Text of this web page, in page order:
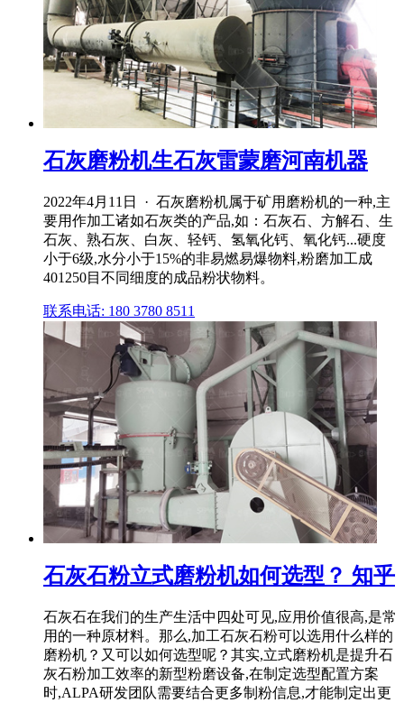
石灰磨粉机生石灰雷蒙磨河南机器
2022年4月11日 · 石灰磨粉机属于矿用磨粉机的一种,主
要用作加工诸如石灰类的产品,如：石灰石、方解石、生
石灰、熟石灰、白灰、轻钙、氢氧化钙、氧化钙...硬度
小于6级,水分小于15%的非易燃易爆物料,粉磨加工成
401250目不同细度的成品粉状物料。
联系电话: 180 3780 8511
石灰石粉立式磨粉机如何选型？ 知乎
石灰石在我们的生产生活中四处可见,应用价值很高,是常
用的一种原材料。那么,加工石灰石粉可以选用什么样的
磨粉机？又可以如何选型呢？其实,立式磨粉机是提升石
灰石粉加工效率的新型粉磨设备,在制定选型配置方案
时,ALPA研发团队需要结合更多制粉信息,才能制定出更